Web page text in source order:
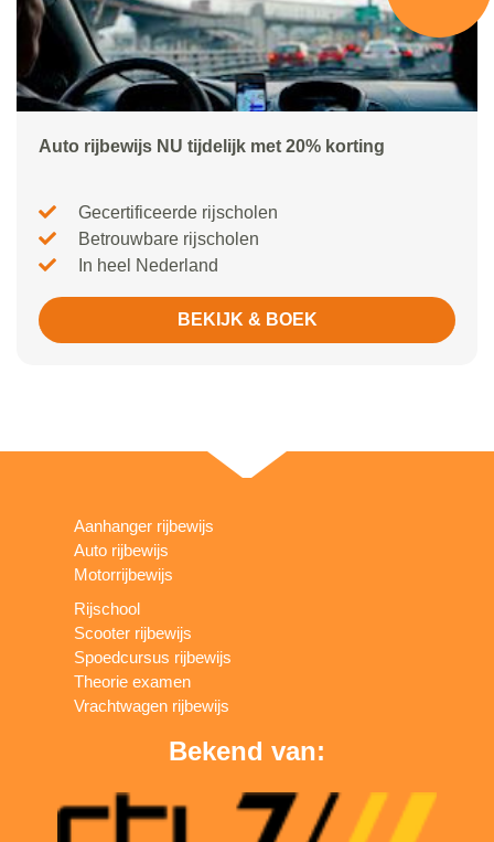
Auto rijbewijs NU tijdelijk met 20% korting
Gecertificeerde rijscholen
Betrouwbare rijscholen
In heel Nederland
BEKIJK & BOEK
Aanhanger rijbewijs
Auto rijbewijs
Motorrijbewijs
Rijschool
Scooter rijbewijs
Spoedcursus rijbewijs
Theorie examen
Vrachtwagen rijbewijs
Bekend van: